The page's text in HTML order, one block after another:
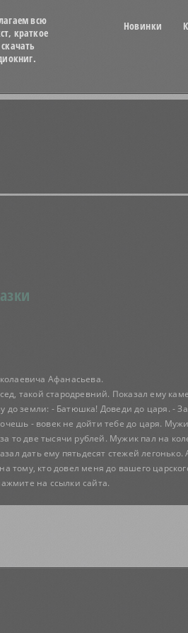
всю
краткое
Новинки
Афанасьева.
такой стародревний. Показал ему
до земли: - Батюшка! Доведи до царя. -
- вовек не дойти тебе до царя.
то две тысячи рублей. Мужик пал на
дать ему пятьдесят стежей легонько.
тому, кто довел меня до вашего
на ссылки сайта.